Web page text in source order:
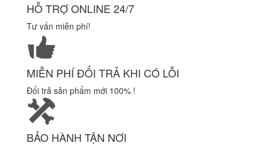
HỖ TRỢ ONLINE 24/7
Tư vấn miễn phí!
MIỄN PHÍ ĐỔI TRẢ KHI CÓ LỖI
Đổi trả sản phẩm mới 100% !
BẢO HÀNH TẬN NƠI